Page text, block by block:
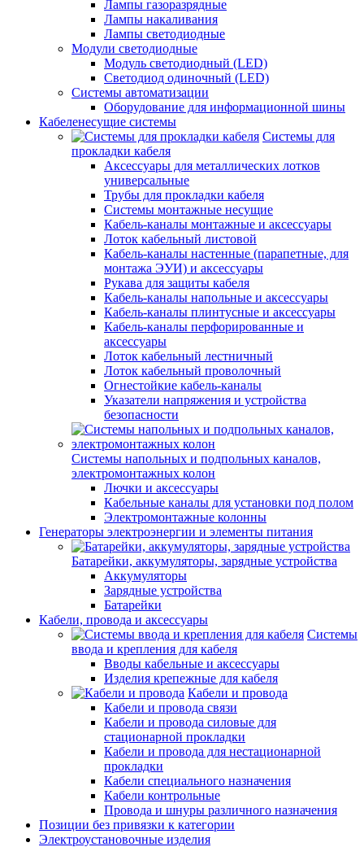
Лампы газоразрядные
Лампы накаливания
Лампы светодиодные
Модули светодиодные
Модуль светодиодный (LED)
Светодиод одиночный (LED)
Системы автоматизации
Оборудование для информационной шины
Кабеленесущие системы
Системы для
прокладки кабеля
Аксессуары для металлических лотков
универсальные
Трубы для прокладки кабеля
Системы монтажные несущие
Кабель-каналы монтажные и аксессуары
Лоток кабельный листовой
Кабель-каналы настенные (парапетные, для
монтажа ЭУИ) и аксессуары
Рукава для защиты кабеля
Кабель-каналы напольные и аксессуары
Кабель-каналы плинтусные и аксессуары
Кабель-каналы перфорированные и
аксессуары
Лоток кабельный лестничный
Лоток кабельный проволочный
Огнестойкие кабель-каналы
Указатели напряжения и устройства
безопасности
Системы напольных и подпольных каналов,
электромонтажных колон
Лючки и аксессуары
Кабельные каналы для установки под полом
Электромонтажные колонны
Генераторы электроэнергии и элементы питания
Батарейки, аккумуляторы, зарядные устройства
Аккумуляторы
Зарядные устройства
Батарейки
Кабели, провода и аксессуары
Системы
ввода и крепления для кабеля
Вводы кабельные и аксессуары
Изделия крепежные для кабеля
Кабели и провода
Кабели и провода связи
Кабели и провода силовые для
стационарной прокладки
Кабели и провода для нестационарной
прокладки
Кабели специального назначения
Кабели контрольные
Провода и шнуры различного назначения
Позиции без привязки к категории
Электроустановочные изделия